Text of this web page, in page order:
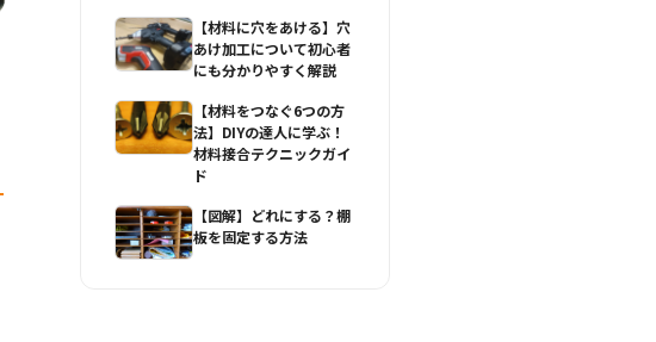
【材料に穴をあける】穴
あけ加工について初心者
にも分かりやすく解説
【材料をつなぐ6つの方
法】DIYの達人に学ぶ！
材料接合テクニックガイ
ド
【図解】どれにする？棚
板を固定する方法